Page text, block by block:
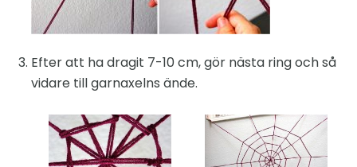
Efter att ha dragit 7-10 cm, gör nästa ring och så
vidare till garnaxelns ände.